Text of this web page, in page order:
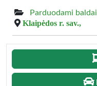
Parduodami baldai
Klaipėdos r. sav.,